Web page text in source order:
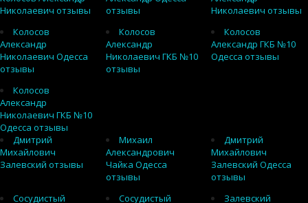
Николаевич отзывы
отзывы
Николаевич отзывы
Колосов
Александр
Николаевич Одесса
отзывы
Колосов
Александр
Николаевич ГКБ №10
отзывы
Колосов
Александр ГКБ №10
Одесса отзывы
Колосов
Александр
Николаевич ГКБ №10
Одесса отзывы
Дмитрий
Михайлович
Залевский отзывы
Михаил
Александрович
Чайка Одесса
отзывы
Дмитрий
Михайлович
Залевский Одесса
отзывы
Сосудистый
Сосудистый
Залевский